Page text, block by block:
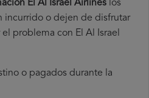
El Al Israel Airlines los
incurrido o dejen de disfrutar
problema con El Al Israel
o pagados durante la